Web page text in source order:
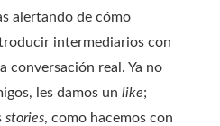
alertando de cómo
intermediarios con
conversación real. Ya no
les damos un like;
stories, como hacemos con